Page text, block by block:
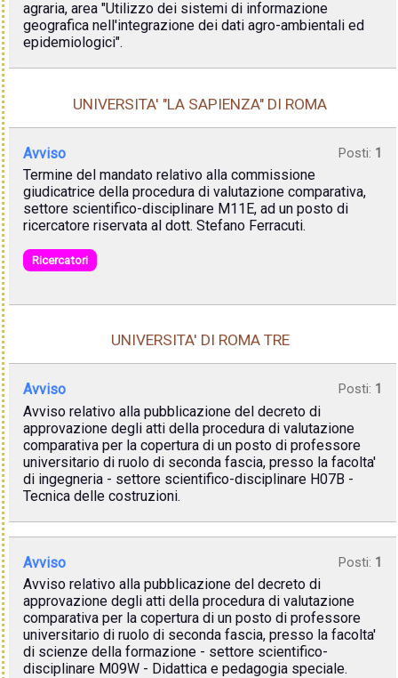
agraria, area "Utilizzo dei sistemi di informazione
geografica nell'integrazione dei dati agro-ambientali ed
epidemiologici".
UNIVERSITA' "LA SAPIENZA" DI ROMA
Avviso Posti: 1
Termine del mandato relativo alla commissione
giudicatrice della procedura di valutazione comparativa,
settore scientifico-disciplinare M11E, ad un posto di
ricercatore riservata al dott. Stefano Ferracuti.
Ricercatori
UNIVERSITA' DI ROMA TRE
Avviso Posti: 1
Avviso relativo alla pubblicazione del decreto di
approvazione degli atti della procedura di valutazione
comparativa per la copertura di un posto di professore
universitario di ruolo di seconda fascia, presso la facolta'
di ingegneria - settore scientifico-disciplinare H07B -
Tecnica delle costruzioni.
Avviso Posti: 1
Avviso relativo alla pubblicazione del decreto di
approvazione degli atti della procedura di valutazione
comparativa per la copertura di un posto di professore
universitario di ruolo di seconda fascia, presso la facolta'
di scienze della formazione - settore scientifico-
disciplinare M09W - Didattica e pedagogia speciale.